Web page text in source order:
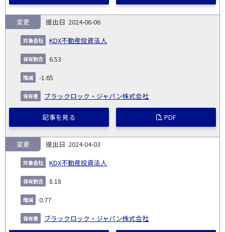
2024-06-06
KDX不動産投資法人
変更
6.53
-1.65
ブラックロック・ジャパン株式会社
記事を見る PDF
2024-04-03
KDX不動産投資法人
変更
8.18
0.77
ブラックロック・ジャパン株式会社